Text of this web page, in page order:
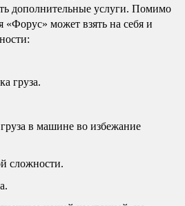
дополнительные услуги. Помимо
«Форус» может взять на себя и
груза.
в машине во избежание
сложности.